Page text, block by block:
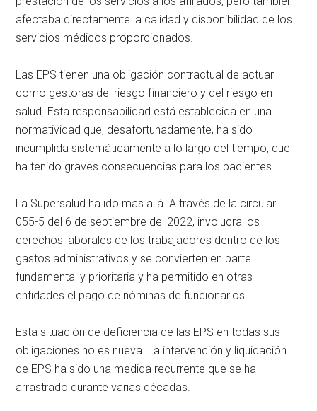
afectaba directamente la calidad y disponibilidad de los
servicios médicos proporcionados.
Las EPS tienen una obligación contractual de actuar
como gestoras del riesgo financiero y del riesgo en
salud. Esta responsabilidad está establecida en una
normatividad que, desafortunadamente, ha sido
incumplida sistemáticamente a lo largo del tiempo, que
ha tenido graves consecuencias para los pacientes.
La Supersalud ha ido mas allá. A través de la circular
055-5 del 6 de septiembre del 2022, involucra los
derechos laborales de los trabajadores dentro de los
gastos administrativos y se convierten en parte
fundamental y prioritaria y ha permitido en otras
entidades el pago de nóminas de funcionarios
Esta situación de deficiencia de las EPS en todas sus
obligaciones no es nueva. La intervención y liquidación
de EPS ha sido una medida recurrente que se ha
arrastrado durante varias décadas.